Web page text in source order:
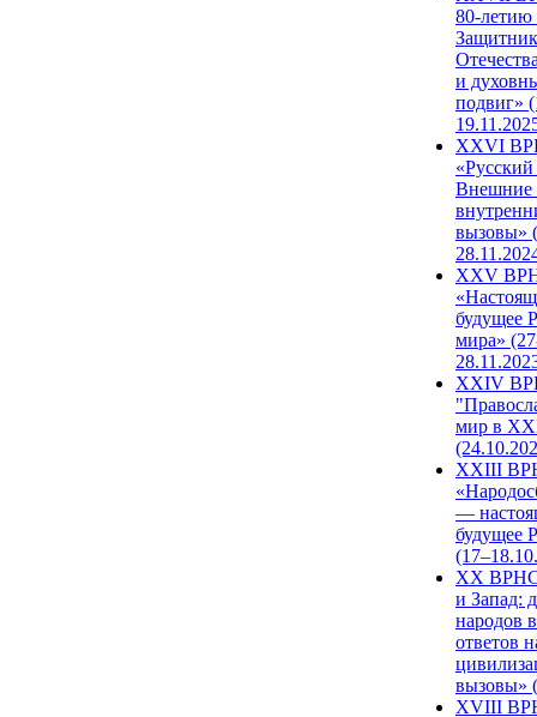
80-
и
подвиг»
XXVI
Внешние
вызовы»
XXV
будущее
мира»
XXIV
мир в
XXIII
—
будущее
XX ВРНС
и Запад:
народов
ответов
вызовы»
XVIII